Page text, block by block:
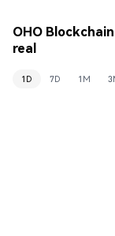
OHO
real
1D 7D 1M